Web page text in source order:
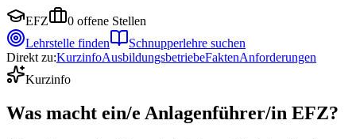
EFZ 0 offene Stellen
Lehrstelle finden
Schnupperlehre suchen
Direkt zu:KurzinfoAusbildungsbetriebeFaktenAnforderungen
Kurzinfo
Was macht ein/e Anlagenführer/in EFZ?